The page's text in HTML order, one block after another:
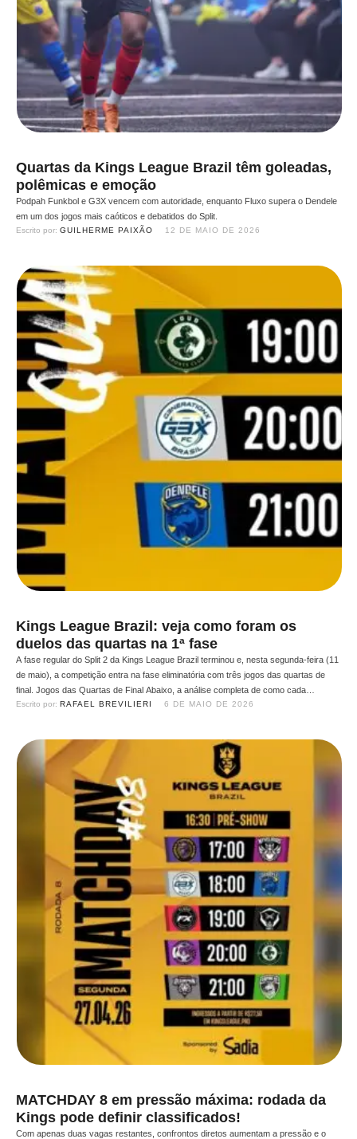
Quartas da Kings League Brazil têm goleadas,
polêmicas e emoção
Podpah Funkbol e G3X vencem com autoridade, enquanto Fluxo supera o Dendele
em um dos jogos mais caóticos e debatidos do Split.
Escrito por: GUILHERME PAIXÃO 12 DE MAIO DE 2026
Kings League Brazil: veja como foram os
duelos das quartas na 1ª fase
A fase regular do Split 2 da Kings League Brazil terminou e, nesta segunda-feira (11
de maio), a competição entra na fase eliminatória com três jogos das quartas de
final. Jogos das Quartas de Final Abaixo, a análise completa de como cada
confronto se desenrolou na fase regular, com dados e o que esperar nos …
Escrito por: RAFAEL BREVILIERI 6 DE MAIO DE 2026
MATCHDAY 8 em pressão máxima: rodada da
Kings pode definir classificados!
Com apenas duas vagas restantes, confrontos diretos aumentam a pressão e o